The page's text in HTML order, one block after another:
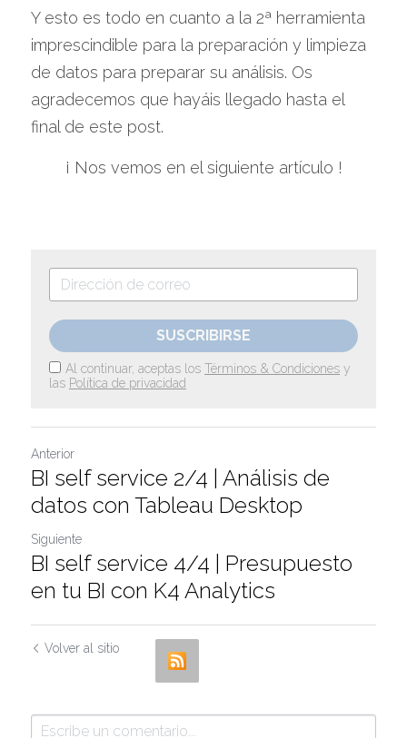
Y esto es todo en cuanto a la 2ª herramienta
imprescindible para la preparación y limpieza
de datos para preparar su análisis. Os
agradecemos que hayáis llegado hasta el
final de este post.
¡ Nos vemos en el siguiente artículo !
SUSCRIBIRSE
Al continuar, aceptas los Términos & Condiciones y
las Política de privacidad
Anterior
BI self service 2/4 | Análisis de
datos con Tableau Desktop
Siguiente
BI self service 4/4 | Presupuesto
en tu BI con K4 Analytics
Volver al sitio